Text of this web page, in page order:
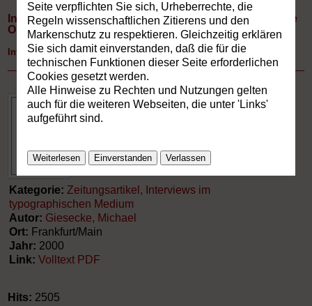
Information und Ausdruck. M.Giesecke plädiert für eine
Ontologie der Medien.
Interview mit Ina Hartwig
Kategorie: Zeitungsartikel, Interviews im
typographischen Medium
Autor: Giesecke, Michael
Ort: Frankfurt/Main
Jahr: 2000
Link: Volltext PDF
Hits: 2505
Seite verpflichten Sie sich, Urheberrechte, die
Regeln wissenschaftlichen Zitierens und den
Markenschutz zu respektieren. Gleichzeitig erklären
Sie sich damit einverstanden, daß die für die
technischen Funktionen dieser Seite erforderlichen
Cookies gesetzt werden.
Alle Hinweise zu Rechten und Nutzungen gelten
auch für die weiteren Webseiten, die unter 'Links'
aufgeführt sind.
Weiterlesen Einverstanden Verlassen